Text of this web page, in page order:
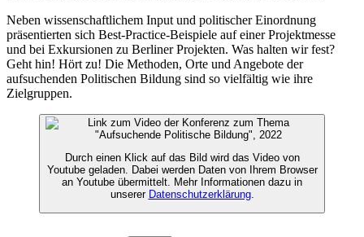
Neben wissenschaftlichem Input und politischer Einordnung
präsentierten sich Best-Practice-Beispiele auf einer Projektmesse
und bei Exkursionen zu Berliner Projekten. Was halten wir fest?
Geht hin! Hört zu! Die Methoden, Orte und Angebote der
aufsuchenden Politischen Bildung sind so vielfältig wie ihre
Zielgruppen.
Durch einen Klick auf das Bild wird das Video von
Youtube geladen. Dabei werden Daten von Ihrem Browser
an Youtube übermittelt. Mehr Informationen dazu in
unserer Datenschutzerklärung.